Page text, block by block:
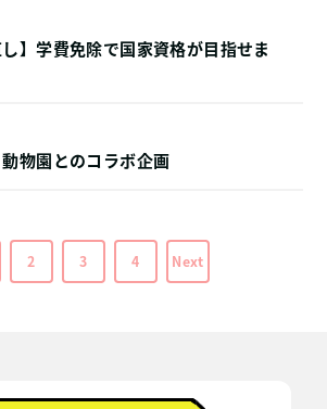
し】学費免除で国家資格が目指せま
動物園とのコラボ企画
2 3 4 Next